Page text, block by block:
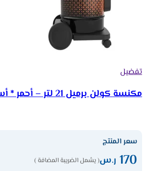
تفضيل
مكنسة كولن برميل 21 لتر – أحمر * أسود 806104003
سعر المنتج
170 ر.س( يشمل الضريبة المضافة )